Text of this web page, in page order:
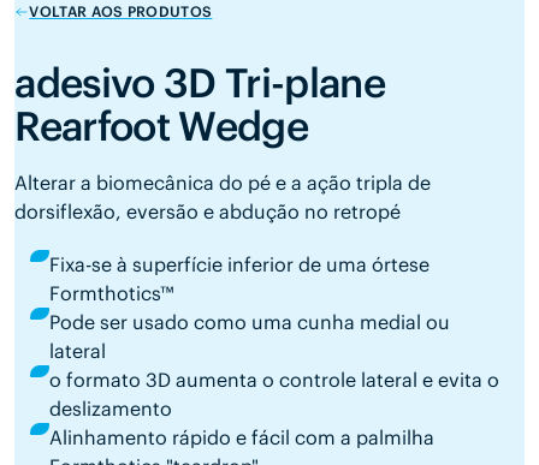
VOLTAR AOS PRODUTOS
adesivo 3D Tri-plane
Rearfoot Wedge
Alterar a biomecânica do pé e a ação tripla de
dorsiflexão, eversão e abdução no retropé
Fixa-se à superfície inferior de uma órtese
Formthotics™
Pode ser usado como uma cunha medial ou
lateral
o formato 3D aumenta o controle lateral e evita o
deslizamento
Alinhamento rápido e fácil com a palmilha